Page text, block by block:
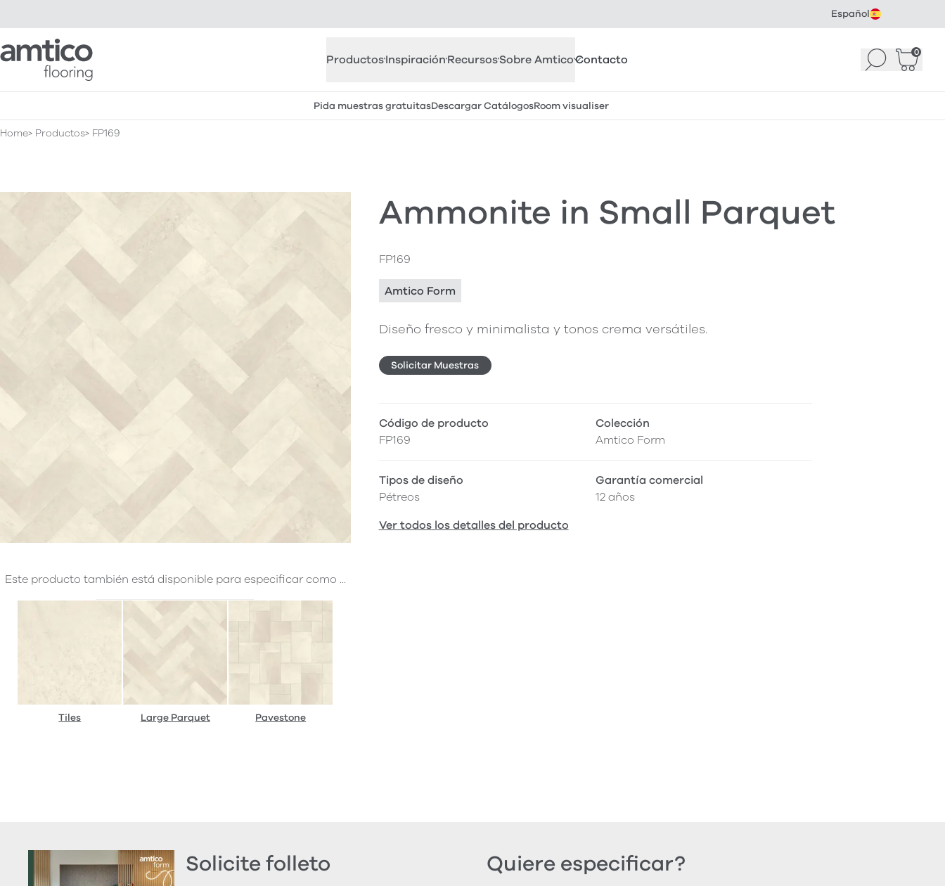
Español
Amtico Flooring
ProductosInspiraciónRecursosSobre AmticoContacto Buscar 0
Cesta
Pida muestras gratuitasDescargar CatálogosRoom visualiser
Home Productos FP169
Ammonite in Small Parquet
FP169
Amtico Form
Diseño fresco y minimalista y tonos crema versátiles.
Solicitar Muestras
Este producto también está disponible para especificar como ...
Tiles Large Parquet Pavestone
Código de producto
FP169
Colección
Amtico Form
Tipos de diseño
Pétreos
Garantía comercial
12 años
Ver todos los detalles del producto
Solicite folleto Quiere especificar?